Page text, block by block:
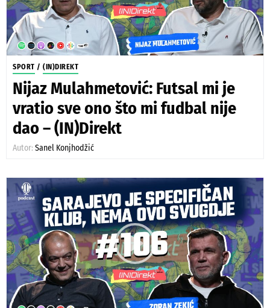
SPORT / (IN)DIREKT
Nijaz Mulahmetović: Futsal mi je
vratio sve ono što mi fudbal nije
dao – (IN)Direkt
Autor: Sanel Konjhodžić